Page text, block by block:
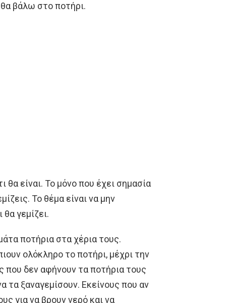
βάλω στο ποτήρι.
θα είναι. Το μόνο που έχει σημασία
Το θέμα είναι να μην
γεμίζει.
ποτήρια στα χέρια τους.
ολόκληρο το ποτήρι, μέχρι την
που δεν αφήνουν τα ποτήρια τους
ξαναγεμίσουν. Εκείνους που αν
για να βρουν νερό και να